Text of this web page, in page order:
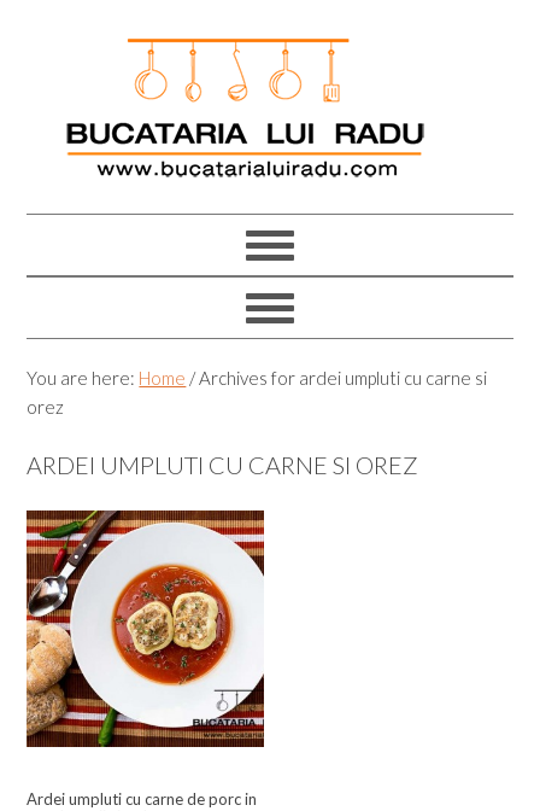
You are here: Home /Archives for ardei umpluti cu carne si
orez
ARDEI UMPLUTI CU CARNE SI OREZ
Ardei umpluti cu carne de porc in